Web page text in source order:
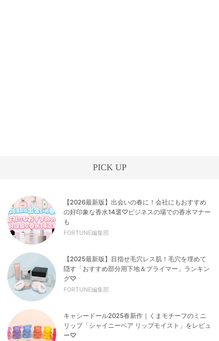
PICK UP
【2026最新版】出会いの春に！会社にもおすすめ
の好印象な香水14選♡ビジネスの場での香水マナー
も
FORTUNE編集部
【2025最新版】目指せ毛穴レス肌！毛穴を埋めて
隠す「おすすめ部分用下地＆プライマー」ランキン
グ♡
FORTUNE編集部
キャシードール2025春新作｜くまモチーフのミニ
リップ「シャイニーベア リップモイスト」をレビュ
ー♡